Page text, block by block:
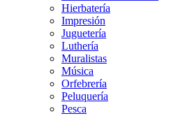
Hierbatería
Impresión
Juguetería
Luthería
Muralistas
Música
Orfebrería
Peluquería
Pesca